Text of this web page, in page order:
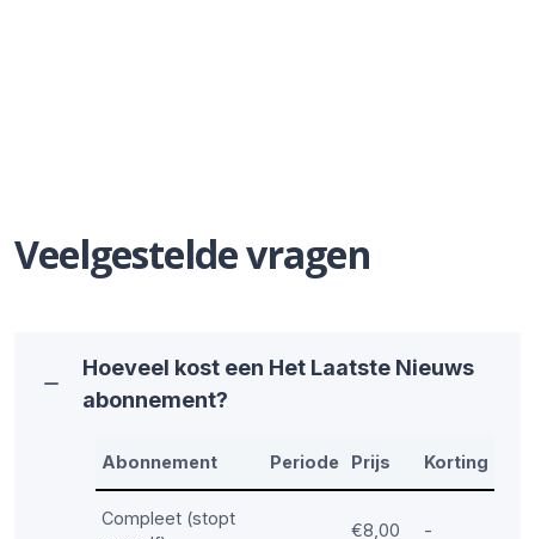
Veelgestelde vragen
Hoeveel kost een Het Laatste Nieuws
abonnement?
Abonnement Periode Prijs Korting
Compleet (stopt
€8,00 -